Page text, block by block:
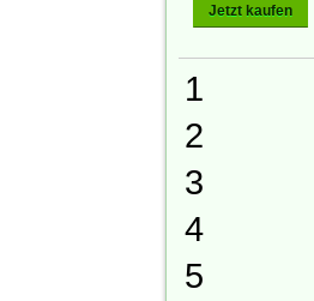
Jetzt kaufen
1
2
3
4
5